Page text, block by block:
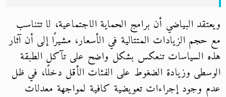
ويعتقد البياضي أن برامج الحماية الاجتماعية، لا تتناسب
مع حجم الزيادات المتتالية في الأسعار، مشيرًا إلى أن آثار
هذه السياسات تنعكس بشكل واضح على تآكل الطبقة
الوسطى وزيادة الضغوط على الفئات الأقل دخلًا، في ظل
عدم وجود إجراءات تعويضية كافية لمواجهة معدلات